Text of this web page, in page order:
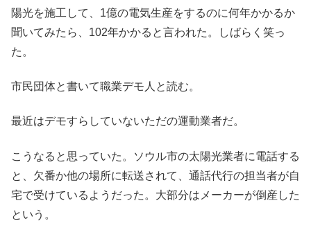
陽光を施工して、1億の電気生産をするのに何年かかるか
聞いてみたら、102年かかると言われた。しばらく笑っ
た。
市民団体と書いて職業デモ人と読む。
最近はデモすらしていないただの運動業者だ。
こうなると思っていた。ソウル市の太陽光業者に電話する
と、欠番か他の場所に転送されて、通話代行の担当者が自
宅で受けているようだった。大部分はメーカーが倒産した
という。